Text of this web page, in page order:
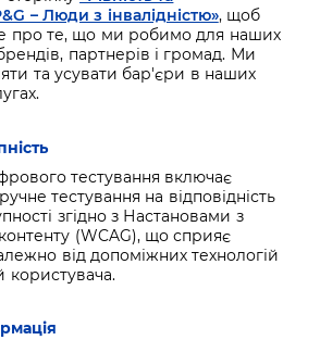
– Люди з інвалідністю», щоб
про те, що ми робимо для наших
партнерів і громад. Ми
та усувати бар'єри в наших
тестування включає
тестування на відповідність
згідно з Настановами з
(WCAG), що сприяє
від допоміжних технологій